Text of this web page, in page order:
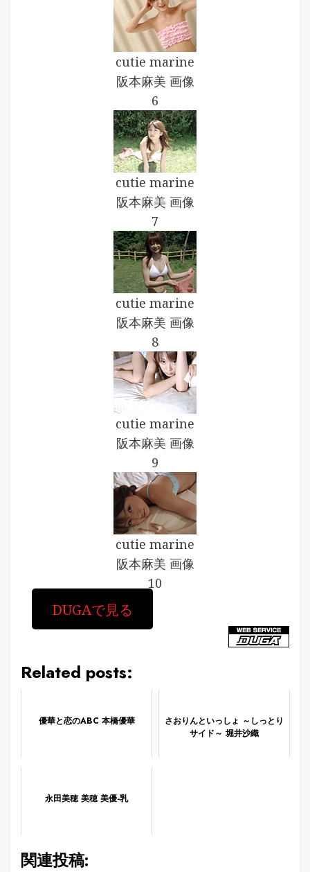
cutie marine
阪本麻美 画像
6
cutie marine
阪本麻美 画像
7
cutie marine
阪本麻美 画像
8
cutie marine
阪本麻美 画像
9
cutie marine
阪本麻美 画像
10
DUGAで見る
Related posts:
優華と恋のABC 本橋優華
さおりんといっしょ ～しっとり
サイド～ 堀井沙織
永田美穂 美穂 美優-乳
関連投稿: